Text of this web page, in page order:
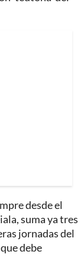
desde el
suma ya tres
jornadas del
debe